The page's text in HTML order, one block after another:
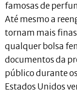
famosas de
Até mesmo a
tornam mais
qualquer bolsa
documentos da
público durante
Estados Unidos